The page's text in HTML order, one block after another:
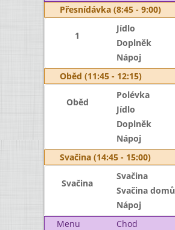
Přesnídávka (8:45 - 9:00)
1
Jídlo
Doplněk
Nápoj
Oběd (11:45 - 12:15)
Oběd
Polévka
Jídlo
Doplněk
Nápoj
Svačina (14:45 - 15:00)
Svačina
Svačina
Svačina domů
Nápoj
Menu
Chod